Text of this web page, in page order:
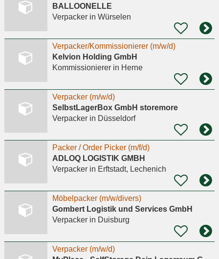
BALLOONELLE
Verpackerin Würselen
Verpacker/Kommissionierer (m/w/d)
Kelvion Holding GmbH
Kommissioniererin Herne
Verpacker (m/w/d)
SelbstLagerBox GmbH storemore
Verpackerin Düsseldorf
Packer / Order Picker (m/f/d)
ADLOQ LOGISTIK GMBH
Verpackerin Erftstadt, Lechenich
Möbelpacker (m/w/divers)
Gombert Logistik und Services GmbH
Verpackerin Duisburg
Verpacker (m/w/d)